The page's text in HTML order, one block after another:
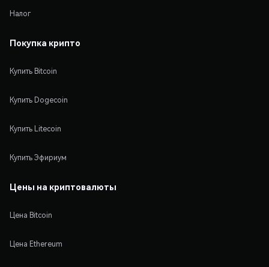
Налог
Покупка крипто
Купить Bitcoin
Купить Dogecoin
Купить Litecoin
Купить Эфириум
Цены на криптовалюты
Цена Bitcoin
Цена Ethereum